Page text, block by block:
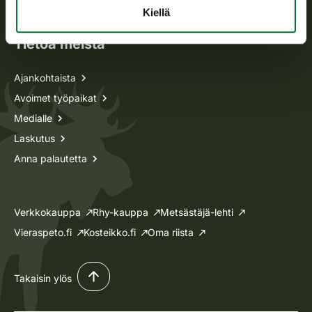
Kiellä
Tietoa meistä
Ajankohtaista
Avoimet työpaikat
Medialle
Laskutus
Anna palautetta
Verkkokauppa Rhy-kauppa
Metsästäjä-lehti
Vieraspeto.fi
Kosteikko.fi Oma riista
Takaisin ylös